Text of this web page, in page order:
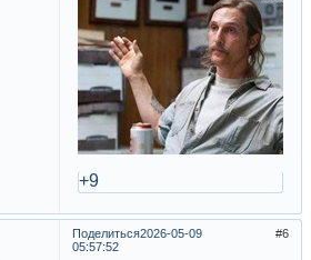
+9
Поделиться 6
2026-05-09
05:57:52